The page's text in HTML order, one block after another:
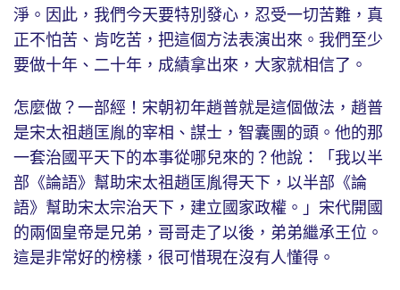
淨。因此，我們今天要特別發心，忍受一切苦難，真
正不怕苦、肯吃苦，把這個方法表演出來。我們至少
要做十年、二十年，成績拿出來，大家就相信了。
怎麼做？一部經！宋朝初年趙普就是這個做法，趙普
是宋太祖趙匡胤的宰相、謀士，智囊團的頭。他的那
一套治國平天下的本事從哪兒來的？他說：「我以半
部《論語》幫助宋太祖趙匡胤得天下，以半部《論
語》幫助宋太宗治天下，建立國家政權。」宋代開國
的兩個皇帝是兄弟，哥哥走了以後，弟弟繼承王位。
這是非常好的榜樣，很可惜現在沒有人懂得。